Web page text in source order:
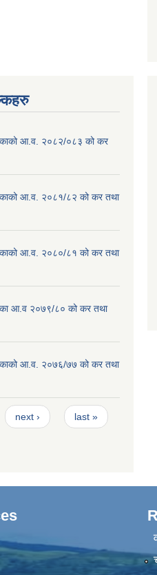
आ.व. २०८२/०८३ को कर
आ.व. २०८१/८२ को कर तथा
आ.व. २०८०/८१ को कर तथा
आ.व २०७९/८० को कर तथा
आ.व. २०७६/७७ को कर तथा
next › last »